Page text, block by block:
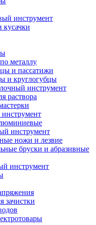
инструмент
кусачки
металлу
и пассатижи
и круглогубцы
инструмент
раствора
инструмент
ножи и лезвие
бруски и абразивные
инструмент